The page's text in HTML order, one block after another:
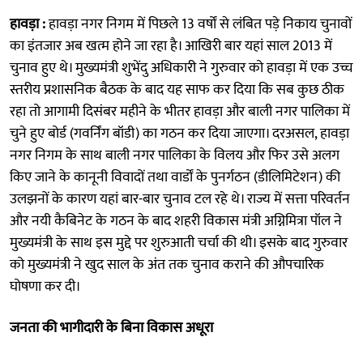
हावड़ा :हावड़ा नगर निगम में पिछले 13 वर्षों से लंबित पड़े निकाय चुनावों
का इंतजार अब खत्म होने जा रहा है। आखिरी बार यहां साल 2013 में
चुनाव हुए थे। मुख्यमंत्री शुभेंदु अधिकारी ने गुरुवार को हावड़ा में एक उच्च
स्तरीय प्रशासनिक बैठक के बाद यह साफ कर दिया कि सब कुछ ठीक
रहा तो आगामी दिसंबर महीने के भीतर हावड़ा और बाली नगर पालिका में
चुने हुए बोर्ड (गवर्निंग बॉडी) का गठन कर दिया जाएगा। दरअसल, हावड़ा
नगर निगम के साथ बाली नगर पालिका के विलय और फिर उसे अलग
किए जाने के कानूनी विवादों तथा वार्डों के पुनर्गठन (डीलिमिटेशन) की
उलझनों के कारण यहां बार-बार चुनाव टल रहे थे। राज्य में सत्ता परिवर्तन
और नयी कैबिनेट के गठन के बाद शहरी विकास मंत्री अग्निमित्रा पॉल ने
मुख्यमंत्री के साथ इस मुद्दे पर शुरुआती चर्चा की थी। इसके बाद गुरुवार
को मुख्यमंत्री ने खुद साल के अंत तक चुनाव कराने की औपचारिक
घोषणा कर दी।
जनता की भागीदारी के बिना विकास अधूरा